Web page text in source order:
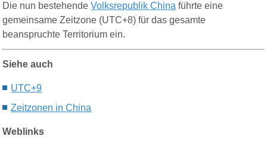
Die nun bestehendeVolksrepublik China führte eine
gemeinsame Zeitzone (UTC+8) für das gesamte
beanspruchte Territorium ein.
Siehe auch
UTC+9
Zeitzonen in China
Weblinks